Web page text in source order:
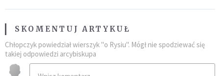
SKOMENTUJ ARTYKUŁ
Chłopczyk powiedział wierszyk "o Rysiu". Mógł nie spodziewać się
takiej odpowiedzi arcybiskupa